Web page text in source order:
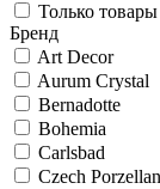
Только
Бренд
Art Decor
Aurum Crystal
Bernadotte
Bohemia
Carlsbad
Czech Porzellan